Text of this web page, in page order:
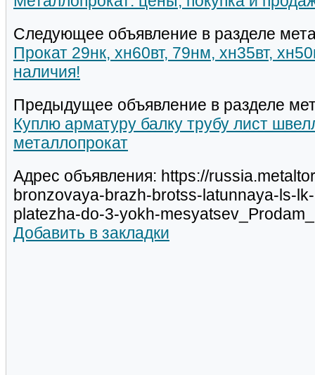
Следующее объявление в разделе
Прокат 29нк, хн60вт, 79нм, хн35вт,
наличия!
Предыдущее объявление в разделе
Куплю арматуру балку трубу лист
металлопрокат
Адрес объявления: https://
bronzovaya-brazh-brotss-latunnaya-ls-
platezha-do-3-yokh-
Добавить в закладки